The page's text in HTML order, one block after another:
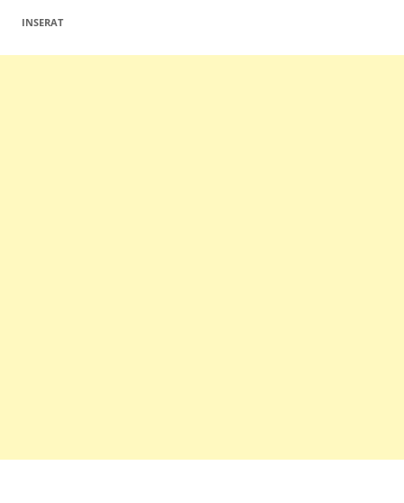
INSERAT